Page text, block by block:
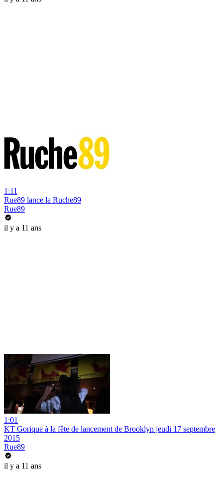
1:11
Rue89 lance la Ruche89
Rue89
il y a 11 ans
1:01
KT Gorique à la fête de lancement de Brooklyn jeudi 17 septembre
2015
Rue89
il y a 11 ans